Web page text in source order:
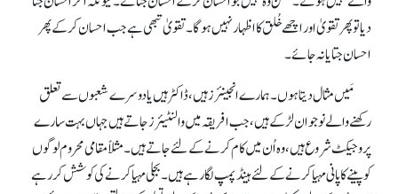
دیا تو پھر تقویٰ اور اچھے خُلق کا اظہار نہیں ہو گا۔ تقویٰ تبھی ہے جب احسان کر کے پھر
احسان جتایا نہ جائے۔
مَیں مثال دیتا ہوں۔ ہمارے انجینئرز ہیں، ڈاکٹر ہیں یا دوسرے شعبوں سے تعلق
رکھنے والے نوجوان لڑکے ہیں، جب افریقہ میں والنٹیئرز جاتے ہیں جہاں بہت سارے
پروجیکٹ شروع ہیں، وہ اُن میں کام کرنے کے لئے جاتے ہیں۔ مثلاً مقامی محروم لوگوں
کو پینے کا پانی مہیا کرنے کے لئے ہینڈ پمپ لگا رہے ہیں۔ بجلی مہیا کرنے کی کوشش کر رہے